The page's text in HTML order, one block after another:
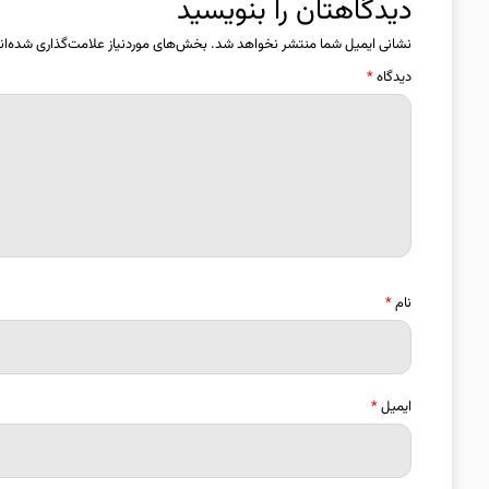
دیدگاهتان را بنویسید
نشانی ایمیل شما منتشر نخواهد شد. بخش‌های موردنیاز علامت‌گذاری
دیدگاه*
نام*
ایمیل*